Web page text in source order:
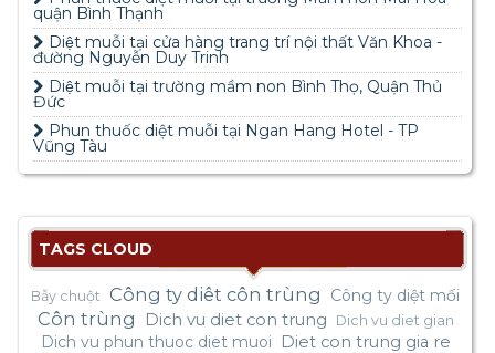
quận Bình Thạnh
Diệt muỗi tại cửa hàng trang trí nội thất Văn Khoa -
đường Nguyễn Duy Trinh
Diệt muỗi tại trường mầm non Bình Thọ, Quận Thủ
Đức
Phun thuốc diệt muỗi tại Ngan Hang Hotel - TP
Vũng Tàu
TAGS CLOUD
Bẫy chuột Công ty diêt côn trùng Công ty diệt mối
Côn trùng Dich vu diet con trung Dich vu diet gian
Dich vu phun thuoc diet muoi Diet con trung gia re